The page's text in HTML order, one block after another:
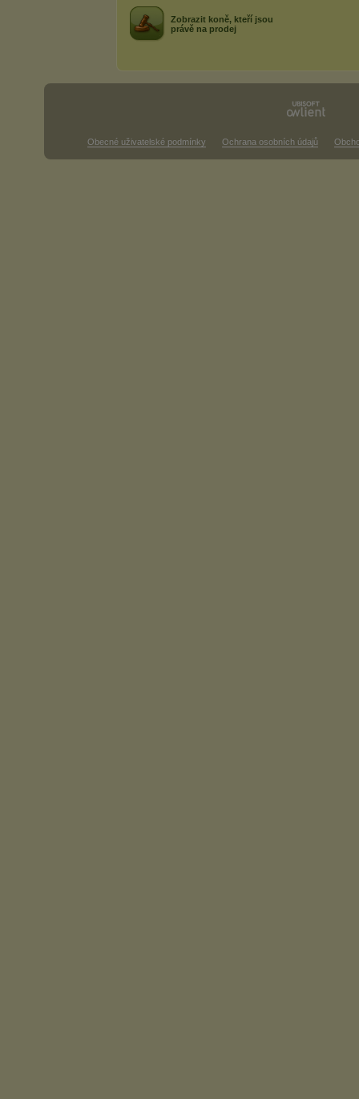
Zobrazit koně, kteří jsou
právě na prodej
Obecné uživatelské podmínky Ochrana osobních údajů